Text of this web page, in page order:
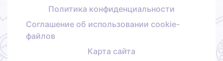
Политика конфиденциальности
Соглашение об использовании cookie-
файлов
Карта сайта